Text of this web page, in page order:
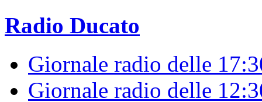
Radio Ducato
Giornale radio delle
Giornale radio delle